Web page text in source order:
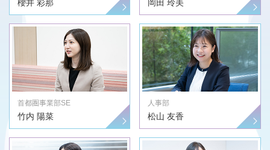
櫻井 彩那 岡田 玲美
首都圏事業部SE
竹内 陽菜
人事部
松山 友香